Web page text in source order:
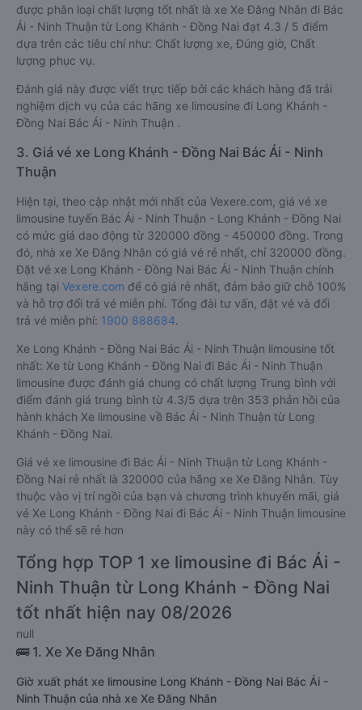
được phân loại chất lượng tốt nhất là xe Xe Đăng Nhân đi Bác
Ái - Ninh Thuận từ Long Khánh - Đồng Nai đạt 4.3 / 5 điểm
dựa trên các tiêu chí như: Chất lượng xe, Đúng giờ, Chất
lượng phục vụ.
Đánh giá này được viết trực tiếp bởi các khách hàng đã trải
nghiệm dịch vụ của các hãng xe limousine đi Long Khánh -
Đồng Nai Bác Ái - Ninh Thuận .
3. Giá vé xe Long Khánh - Đồng Nai Bác Ái - Ninh
Thuận
Hiện tại, theo cập nhật mới nhất của Vexere.com, giá vé xe
limousine tuyến Bác Ái - Ninh Thuận - Long Khánh - Đồng Nai
có mức giá dao động từ 320000 đồng - 450000 đồng. Trong
đó, nhà xe Xe Đăng Nhân có giá vé rẻ nhất, chỉ 320000 đồng.
Đặt vé xe Long Khánh - Đồng Nai Bác Ái - Ninh Thuận chính
hãng tại Vexere.com để có giá rẻ nhất, đảm bảo giữ chỗ 100%
và hỗ trợ đổi trả vé miễn phí. Tổng đài tư vấn, đặt vé và đổi
trả vé miễn phí: 1900 888684.
Xe Long Khánh - Đồng Nai Bác Ái - Ninh Thuận limousine tốt
nhất: Xe từ Long Khánh - Đồng Nai đi Bác Ái - Ninh Thuận
limousine được đánh giá chung có chất lượng Trung bình với
điểm đánh giá trung bình từ 4.3/5 dựa trên 353 phản hồi của
hành khách Xe limousine về Bác Ái - Ninh Thuận từ Long
Khánh - Đồng Nai.
Giá vé xe limousine đi Bác Ái - Ninh Thuận từ Long Khánh -
Đồng Nai rẻ nhất là 320000 của hãng xe Xe Đăng Nhân. Tùy
thuộc vào vị trí ngồi của bạn và chương trình khuyến mãi, giá
vé Xe Long Khánh - Đồng Nai đi Bác Ái - Ninh Thuận limousine
này có thể sẽ rẻ hơn
Tổng hợp TOP 1 xe limousine đi Bác Ái -
Ninh Thuận từ Long Khánh - Đồng Nai
tốt nhất hiện nay 08/2026
null
🚌 1. Xe Xe Đăng Nhân
Giờ xuất phát xe limousine Long Khánh - Đồng Nai Bác Ái -
Ninh Thuận của nhà xe Xe Đăng Nhân